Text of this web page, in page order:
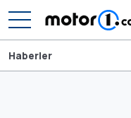
Haberler